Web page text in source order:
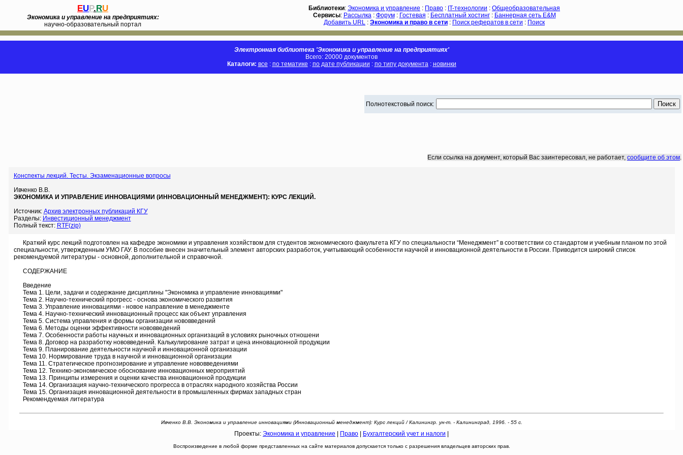
EUP.RU
Экономика и управление на предприятиях:
научно-образовательный портал
Библиотеки: Экономика и управление : Право : IT-технологии : Общеобразовательная
Сервисы: Рассылка: Форум: Гостевая : Бесплатный хостинг: Баннерная сеть E&M
Добавить URL : Экономика и право в сети : Поиск рефератов в сети : Поиск
Электронная библиотека 'Экономика и управление на предприятиях'
Всего: 20000 документов
Каталоги: все : по тематике : по дате публикации : по типу документа: новинки
Полнотекстовый поиск:
Если ссылка на документ, который Вас заинтересовал, не работает, сообщите об этом.
Конспекты лекций. Тесты. Экзаменационные вопросы
Ивченко В.В.
ЭКОНОМИКА И УПРАВЛЕНИЕ ИННОВАЦИЯМИ (ИННОВАЦИОННЫЙ МЕНЕДЖМЕНТ): КУРС ЛЕКЦИЙ.
Источник: Архив электронных публикаций КГУ
Разделы: Инвестиционный менеджмент
Полный текст: RTF(zip)
Краткий курс лекций подготовлен на кафедре экономики и управления хозяйством для студентов экономического факультета КГУ по специальности “Менеджмент” в соответствии со стандартом и учебным планом по этой
специальности, утвержденным УМО ГАУ. В пособие внесен значительный элемент авторских разработок, учитывающий особенности научной и инновационной деятельности в России. Приводится широкий список
рекомендуемой литературы - основной, дополнительной и справочной.
СОДЕРЖАНИЕ
Введение
Тема 1. Цели, задачи и содержание дисциплины "Экономика и управление инновациями"
Тема 2. Научно-технический прогресс - основа экономического развития
Тема 3. Управление инновациями - новое направление в менеджменте
Тема 4. Научно-технический инновационный процесс как объект управления
Тема 5. Система управления и формы организации нововведений
Тема 6. Методы оценки эффективности нововведений
Тема 7. Особенности работы научных и инновационных организаций в условиях рыночных отношени
Тема 8. Договор на разработку нововведений. Калькулирование затрат и цена инновационной продукции
Тема 9. Планирование деятельности научной и инновационной организации
Тема 10. Нормирование труда в научной и инновационной организации
Тема 11. Стратегическое прогнозирование и управление нововведениями
Тема 12. Технико-экономическое обоснование инновационных мероприятий
Тема 13. Принципы измерения и оценки качества инновационной продукции
Тема 14. Организация научно-технического прогресса в отраслях народного хозяйства России
Тема 15. Организация инновационной деятельности в промышленных фирмах западных стран
Рекомендуемая литература
Ивченко В.В. Экономика и управление инновациями (Инновационный менеджмент): Курс лекций / Калинингр. ун-т. - Калининград, 1996. - 55 с.
Проекты: Экономика и управление Право Бухгалтерский учет и налоги
Воспроизведение в любой форме представленных на сайте материалов допускается только с разрешения владельцев авторских прав.